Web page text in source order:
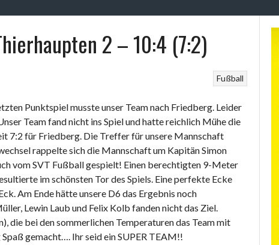
2 – 10:4 (7:2)
Fußball
Punktspiel musste unser Team nach Friedberg. Leider
Team fand nicht ins Spiel und hatte reichlich Mühe die
7:2 für Friedberg. Die Treffer für unsere Mannschaft
rappelte sich die Mannschaft um Kapitän Simon
vom SVT Fußball gespielt! Einen berechtigten 9-Meter
im schönsten Tor des Spiels. Eine perfekte Ecke
Am Ende hätte unsere D6 das Ergebnis noch
Lewin Laub und Felix Kolb fanden nicht das Ziel.
die bei den sommerlichen Temperaturen das Team mit
gemacht…. Ihr seid ein SUPER TEAM!!